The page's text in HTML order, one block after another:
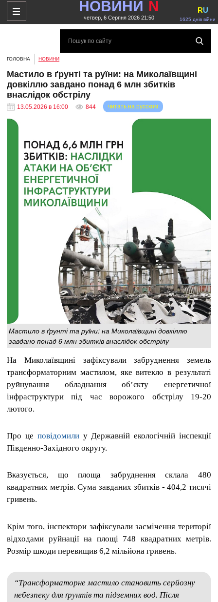
НОВИНИ N
четвер, 6 Серпня 2026 21:50 1625 днів війни
RU
ГОЛОВНА НОВИНИ
Мастило в ґрунті та руїни: на Миколаївщині
довкіллю завдано понад 6 млн збитків
внаслідок обстрілу
13.05.2026 в 16:00 844 читать на русском
Мастило в ґрунті та руїни: на Миколаївщині довкіллю
завдано понад 6 млн збитків внаслідок обстрілу
На Миколаївщині зафіксували забруднення земель
трансформаторним мастилом, яке витекло в результаті
руйнування обладнання об’єкту енергетичної
інфраструктури під час ворожого обстрілу 19-20
лютого.
Про це повідомилиу Державній екологічній інспекції
Південно-Західного округу.
Вказується, що площа забруднення склала 480
квадратних метрів. Сума завданих збитків - 404,2 тисячі
гривень.
Крім того, інспектори зафіксували засмічення території
відходами руйнації на площі 748 квадратних метрів.
Розмір шкоди перевищив 6,2 мільйона гривень.
“Трансформаторне мастило становить серйозну
небезпеку для ґрунтів та підземних вод. Після